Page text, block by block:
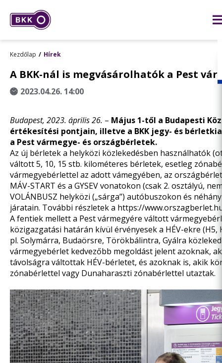
Kezdőlap Hírek
A BKK-nál is megvásárolhatók a Pest
2023.04.26. 14:00
Budapest, 2023. április 26. – Május 1-től a Budapesti
értékesítési pontjain, illetve a BKK jegy- és
a Pest vármegye- és országbérletek.
Az új bérletek a helyközi közlekedésben használhatók
váltott 5, 10, 15 stb. kilométeres bérletek, esetleg
vármegyebérlettel az adott vámegyében, az
MÁV-START és a GYSEV vonatokon (csak 2. osztályú,
VOLÁNBUSZ helyközi („sárga”) autóbuszokon és
járatain. További részletek a https://
A fentiek mellett a Pest vármegyére váltott
közigazgatási határán kívül érvényesek a HÉV-ekre
pl. Solymárra, Budaörsre, Törökbálintra, Gyálra
vármegyebérlet kedvezőbb megoldást jelent azoknak,
távolságra váltottak HÉV-bérletet, és azoknak is, akik
zónabérlettel vagy Dunaharaszti zónabérlettel utaztak.